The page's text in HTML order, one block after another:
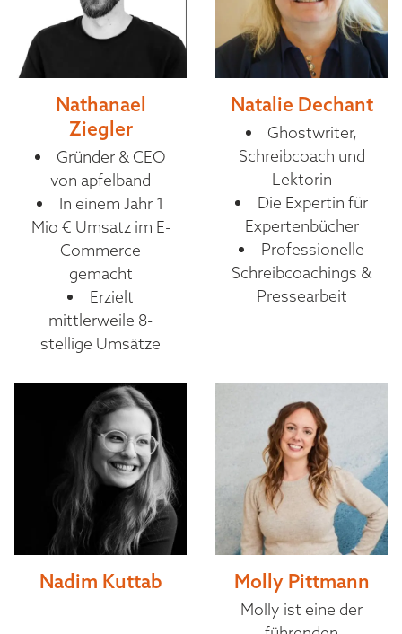
Nathanael
Ziegler
Gründer & CEO
von apfelband
In einem Jahr 1
Mio € Umsatz im E-
Commerce
gemacht
Erzielt
mittlerweile 8-
stellige Umsätze
Natalie Dechant
Ghostwriter,
Schreibcoach und
Lektorin
Die Expertin für
Expertenbücher
Professionelle
Schreibcoachings &
Pressearbeit
Nadim Kuttab Molly Pittmann
Molly ist eine der